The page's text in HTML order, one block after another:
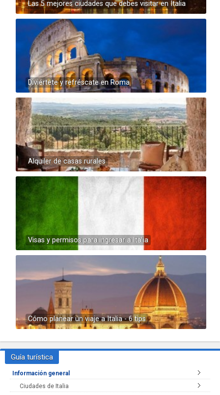
Las 5 mejores ciudades que debes visitar en Italia
Diviértete y refréscate en Roma
Alquiler de casas rurales
Visas y permisos para ingresar a Italia
Cómo planear un viaje a Italia - 6 tips
Guía turística
Información general
Ciudades de Italia